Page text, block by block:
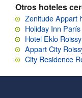
Otros hoteles
Zenitude Appart
Holiday Inn
Hotel Eklo Roissy
Appart City
City Residence